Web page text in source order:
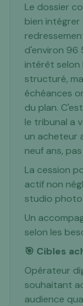
Le dossier
bien intégrer
d'environ 96
intérêt selon
structuré,
échéances
du plan.
le tribunal a
un acheteur
neuf ans,
La cession
actif non
studio photo
Un
selon les
🎯 Cibles
Opérateur
souhaitant
audience